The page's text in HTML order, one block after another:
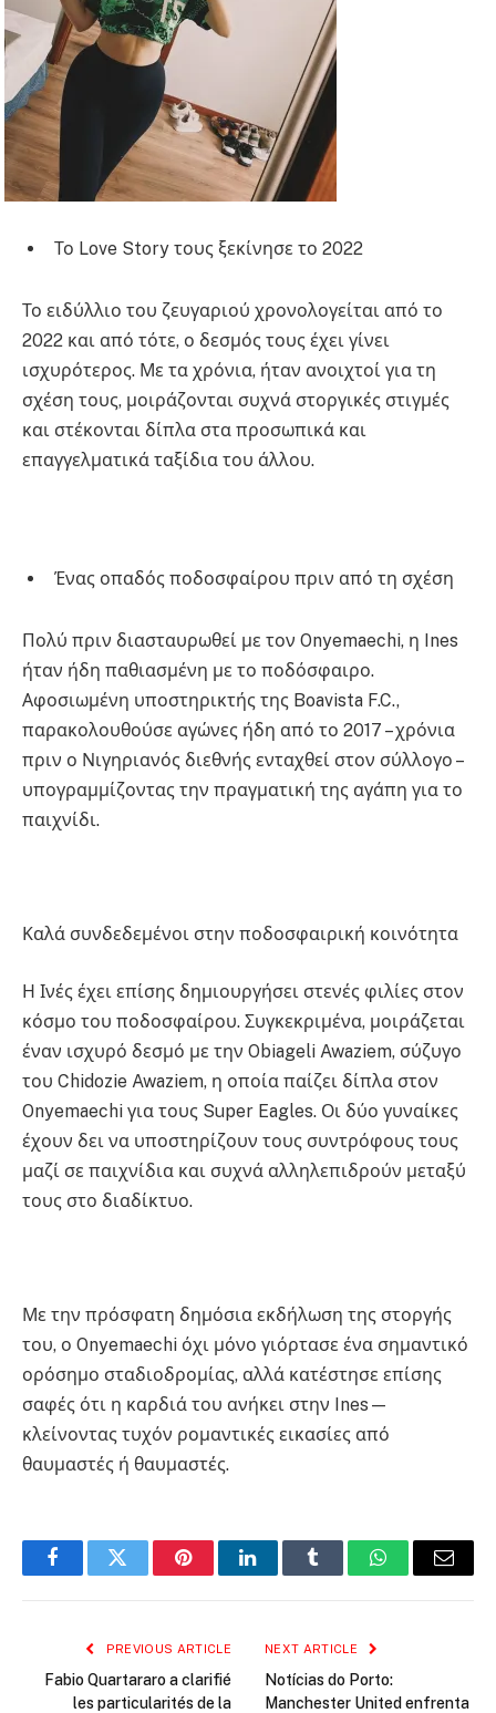
Το Love Story τους ξεκίνησε το 2022
Το ειδύλλιο του ζευγαριού χρονολογείται από το
2022 και από τότε, ο δεσμός τους έχει γίνει
ισχυρότερος. Με τα χρόνια, ήταν ανοιχτοί για τη
σχέση τους, μοιράζονται συχνά στοργικές στιγμές
και στέκονται δίπλα στα προσωπικά και
επαγγελματικά ταξίδια του άλλου.
Ένας οπαδός ποδοσφαίρου πριν από τη σχέση
Πολύ πριν διασταυρωθεί με τον Onyemaechi, η Ines
ήταν ήδη παθιασμένη με το ποδόσφαιρο.
Αφοσιωμένη υποστηρικτής της Boavista F.C.,
παρακολουθούσε αγώνες ήδη από το 2017 – χρόνια
πριν ο Νιγηριανός διεθνής ενταχθεί στον σύλλογο –
υπογραμμίζοντας την πραγματική της αγάπη για το
παιχνίδι.
Καλά συνδεδεμένοι στην ποδοσφαιρική κοινότητα
Η Ινές έχει επίσης δημιουργήσει στενές φιλίες στον
κόσμο του ποδοσφαίρου. Συγκεκριμένα, μοιράζεται
έναν ισχυρό δεσμό με την Obiageli Awaziem, σύζυγο
του Chidozie Awaziem, η οποία παίζει δίπλα στον
Onyemaechi για τους Super Eagles. Οι δύο γυναίκες
έχουν δει να υποστηρίζουν τους συντρόφους τους
μαζί σε παιχνίδια και συχνά αλληλεπιδρούν μεταξύ
τους στο διαδίκτυο.
Με την πρόσφατη δημόσια εκδήλωση της στοργής
του, ο Onyemaechi όχι μόνο γιόρτασε ένα σημαντικό
ορόσημο σταδιοδρομίας, αλλά κατέστησε επίσης
σαφές ότι η καρδιά του ανήκει στην Ines—
κλείνοντας τυχόν ρομαντικές εικασίες από
θαυμαστές ή θαυμαστές.
FacebookTwitter PinterestLinkedInTumblr WhatsAppEmail
PREVIOUS ARTICLE
Fabio Quartararo a clarifié
les particularités de la
NEXT ARTICLE
Notícias do Porto:
Manchester United enfrenta